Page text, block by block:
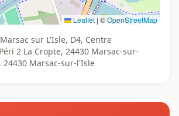
Leaflet | ©OpenStreetMap
sur L'Isle, D4, Centre
2 La Cropte, 24430 Marsac-sur-
24430 Marsac-sur-l'Isle